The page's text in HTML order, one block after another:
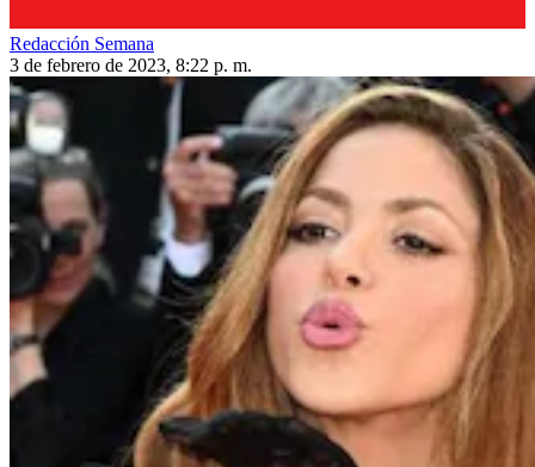
Redacción Semana
3 de febrero de 2023, 8:22 p. m.